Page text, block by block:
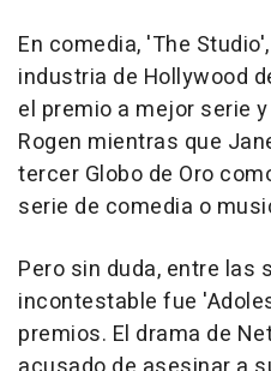
En comedia, 'The
industria de Hollywood
el premio a mejor serie
Rogen mientras que
tercer Globo de Oro
serie de comedia o
Pero sin duda, entre las
incontestable fue
premios. El drama de